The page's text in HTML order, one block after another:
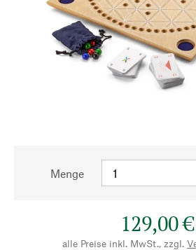
Menge
129,00 €
alle Preise inkl. MwSt., zzgl.